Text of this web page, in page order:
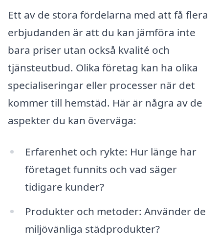
Ett av de stora fördelarna med att få flera
erbjudanden är att du kan jämföra inte
bara priser utan också kvalité och
tjänsteutbud. Olika företag kan ha olika
specialiseringar eller processer när det
kommer till hemstäd. Här är några av de
aspekter du kan överväga:
Erfarenhet och rykte: Hur länge har
företaget funnits och vad säger
tidigare kunder?
Produkter och metoder: Använder de
miljövänliga städprodukter?